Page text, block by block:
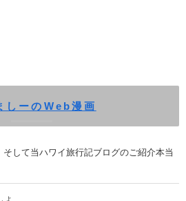
しーのWeb漫画
して当ハワイ旅行記ブログのご紹介本当
ょ